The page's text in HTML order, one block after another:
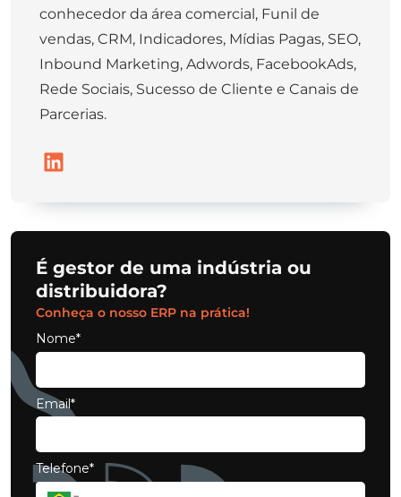
conhecedor da área comercial, Funil de
vendas, CRM, Indicadores, Mídias Pagas, SEO,
Inbound Marketing, Adwords, FacebookAds,
Rede Sociais, Sucesso de Cliente e Canais de
Parcerias.
É gestor de uma indústria ou
distribuidora?
Conheça o nosso ERP na prática!
Nome*
Email*
Telefone*